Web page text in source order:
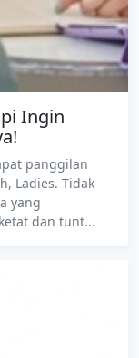
Ingin
panggilan
Ladies. Tidak
yang
dan tunt...